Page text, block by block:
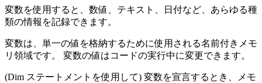
変数を使用すると、数値、テキスト、日付など、あらゆる種
類の情報を記録できます。
変数は、単一の値を格納するために使用される名前付きメモ
リ領域です。 変数の値はコードの実行中に変更できます。
(Dim ステートメントを使用して) 変数を宣言するとき、メモ